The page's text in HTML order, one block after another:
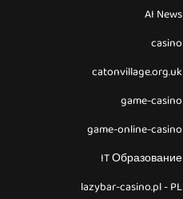
AI News
casino
catonvillage.org.uk
game-casino
game-online-casino
IT Образование
lazybar-casino.pl - PL